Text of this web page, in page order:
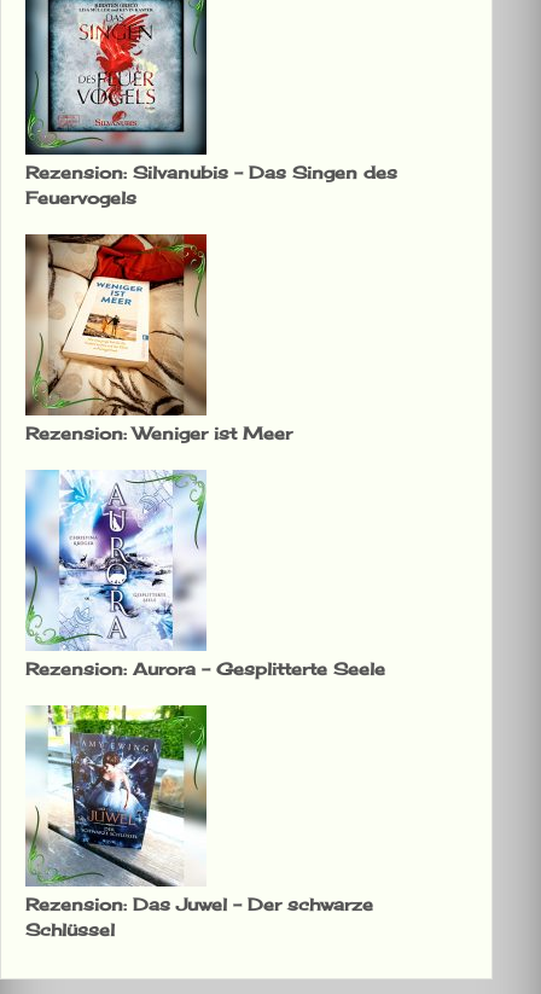
Rezension: Silvanubis – Das Singen des
Feuervogels
Rezension: Weniger ist Meer
Rezension: Aurora – Gesplitterte Seele
Rezension: Das Juwel – Der schwarze
Schlüssel